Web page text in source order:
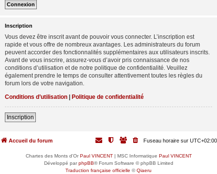
Inscription
Vous devez être inscrit avant de pouvoir vous connecter. L’inscription est
rapide et vous offre de nombreux avantages. Les administrateurs du forum
peuvent accorder des fonctionnalités supplémentaires aux utilisateurs inscrits.
Avant de vous inscrire, assurez-vous d’avoir pris connaissance de nos
conditions d’utilisation et de notre politique de confidentialité. Veuillez
également prendre le temps de consulter attentivement toutes les règles du
forum lors de votre navigation.
Conditions d’utilisation | Politique de confidentialité
Inscription
Accueil du forum Fuseau horaire sur UTC+02:00
Chartes des Monts d'OrPaul VINCENT| MSC Informatique Paul VINCENT
Développé parphpBB® Forum Software © phpBB Limited
Traduction française officielle ©Qiaeru